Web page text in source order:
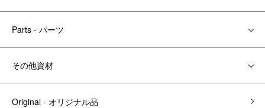
Parts - パーツ
その他資材
Original - オリジナル品